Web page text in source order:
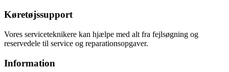
Køretøjssupport
Vores serviceteknikere kan hjælpe med alt fra fejlsøgning og
reservedele til service og reparationsopgaver.
Information